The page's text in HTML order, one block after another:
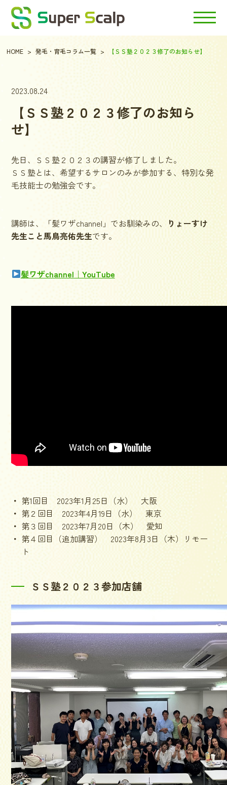
HOME 発毛・育毛コラム一覧 【ＳＳ塾２０２３修了のお知らせ】
2023.08.24
【ＳＳ塾２０２３修了のお知ら
せ】
先日、ＳＳ塾２０２３の講習が修了しました。
ＳＳ塾とは、希望するサロンのみが参加する、特別な発
毛技能士の勉強会です。
講師は、 「髪ワザchannel」 でお馴染みの、 りょーすけ
先生こと馬鳥亮佑先生です。
髪ワザchannel｜YouTube
第1回目 2023年1月25日（水） 大阪
第２回目 2023年4月19日（水） 東京
第３回目 2023年7月20日（木） 愛知
第４回目（追加講習） 2023年8月3日（木）リモー
ト
ＳＳ塾２０２３参加店舗